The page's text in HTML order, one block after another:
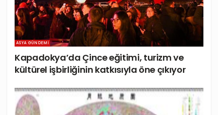
ASYA GÜNDEMI
Kapadokya’da Çince eğitimi, turizm ve
kültürel işbirliğinin katkısıyla öne çıkıyor